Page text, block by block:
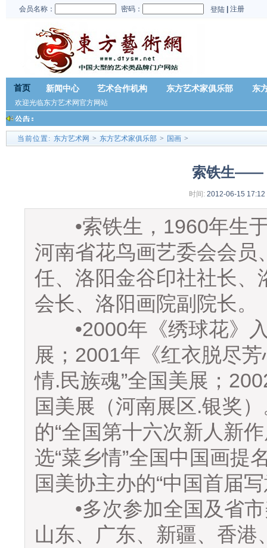
会员名称： 密码： 登陆| 注册
首页 新闻中心 艺术合作机构 东方艺术家俱乐部 东
欢迎光临东方艺术网官方网站
当前位置: 东方艺术网 > 东方艺术家俱乐部 > 国画 >
索铁生——
时间: 2012-06-15 17:12
•索铁生，1960年生于
河南省花鸟画艺委会会
任、洛阳金谷印社社长、
会长、洛阳画院副院长。
•2000年《绣球花》入
展；2001年《红衣脱尽
情.民族魂”全国美展；
国美展（河南展区.银奖
的“全国第十六次新人新
选“菜乡情”全国中国画提
国美协主办的“中国首届
•多次参加全国及省市
山东、广东、新疆、香